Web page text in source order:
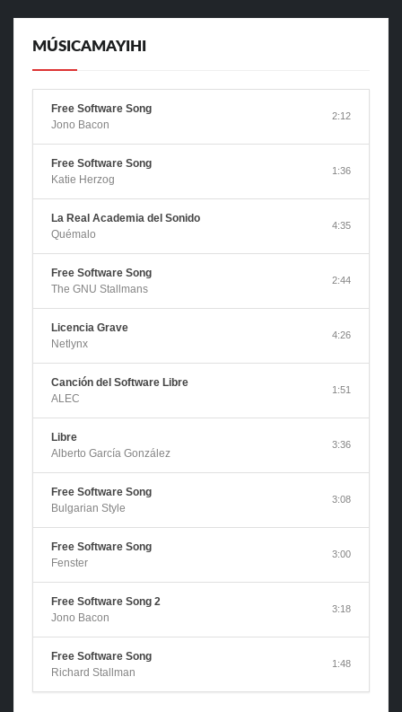
MÚSICAMAYIHI
Free Software Song
Jono Bacon
2:12
Free Software Song
Katie Herzog
1:36
La Real Academia del Sonido
Quémalo
4:35
Free Software Song
The GNU Stallmans
2:44
Licencia Grave
Netlynx
4:26
Canción del Software Libre
ALEC
1:51
Libre
Alberto García González
3:36
Free Software Song
Bulgarian Style
3:08
Free Software Song
Fenster
3:00
Free Software Song 2
Jono Bacon
3:18
Free Software Song
Richard Stallman
1:48